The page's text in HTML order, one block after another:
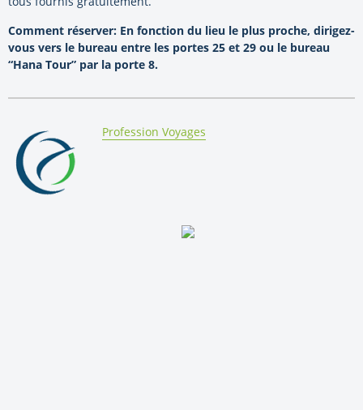
Comment réserver: En fonction du lieu le plus proche, dirigez-
vous vers le bureau entre les portes 25 et 29 ou le bureau
“Hana Tour” par la porte 8.
By:
Profession Voyages